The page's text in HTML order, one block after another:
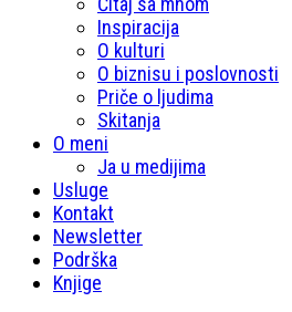
Inspiracija
O kulturi
O biznisu i poslovnosti
Priče o ljudima
Skitanja
O meni
Ja u medijima
Usluge
Kontakt
Newsletter
Podrška
Knjige